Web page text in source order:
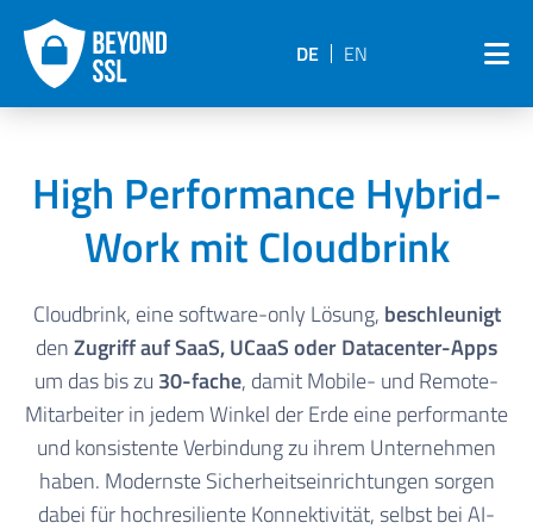
DE EN
High Performance Hybrid-
Work mit Cloudbrink
Cloudbrink, eine software-only Lösung, beschleunigt
denZugriff auf SaaS, UCaaS oder Datacenter-Apps
um das bis zu 30-fache, damit Mobile- und Remote-
Mitarbeiter in jedem Winkel der Erde eine performante
und konsistente Verbindung zu ihrem Unternehmen
haben. Modernste Sicherheitseinrichtungen sorgen
dabei für hochresiliente Konnektivität, selbst bei AI-